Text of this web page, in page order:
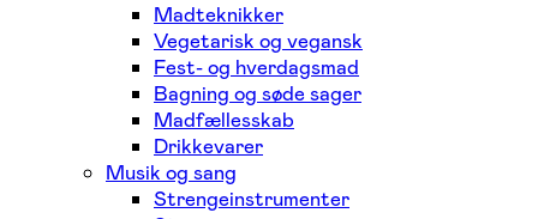
Madteknikker
Vegetarisk og vegansk
Fest- og hverdagsmad
Bagning og søde sager
Madfællesskab
Drikkevarer
Musik og sang
Strengeinstrumenter